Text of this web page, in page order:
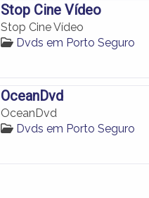
Stop Cine Vídeo
Stop Cine Vídeo
Dvds em Porto Seguro
OceanDvd
OceanDvd
Dvds em Porto Seguro